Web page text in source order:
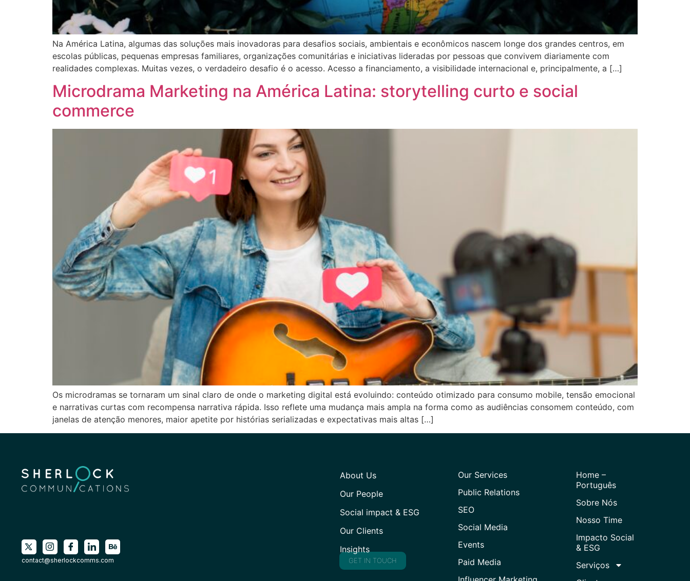
Na América Latina, algumas das soluções mais inovadoras para desafios sociais, ambientais e econômicos nascem longe dos grandes centros, em
escolas públicas, pequenas empresas familiares, organizações comunitárias e iniciativas lideradas por pessoas que convivem diariamente com
realidades complexas. Muitas vezes, o verdadeiro desafio é o acesso. Acesso a financiamento, a visibilidade internacional e, principalmente, a […]
Microdrama Marketing na América Latina: storytelling curto e social
commerce
Os microdramas se tornaram um sinal claro de onde o marketing digital está evoluindo: conteúdo otimizado para consumo mobile, tensão emocional
e narrativas curtas com recompensa narrativa rápida. Isso reflete uma mudança mais ampla na forma como as audiências consomem conteúdo, com
janelas de atenção menores, maior apetite por histórias serializadas e expectativas mais altas […]
contact@sherlockcomms.com
About Us
Our People
Social impact & ESG
Our Clients
Insights
GET IN TOUCH
Our Services
Public Relations
SEO
Social Media
Events
Paid Media
Home –
Português
Sobre Nós
Nosso Time
Impacto Social
& ESG
Serviços